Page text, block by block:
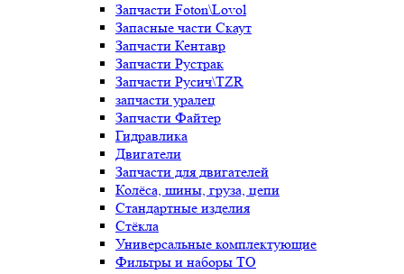
Запчасти Foton\Lovol
Запасные части Скаут
Запчасти Кентавр
Запчасти Рустрак
Запчасти Русич\TZR
запчасти уралец
Запчасти Файтер
Гидравлика
Двигатели
Запчасти для двигателей
Колёса, шины, груза, цепи
Стандартные изделия
Стёкла
Универсальные комплектующие
Фильтры и наборы ТО